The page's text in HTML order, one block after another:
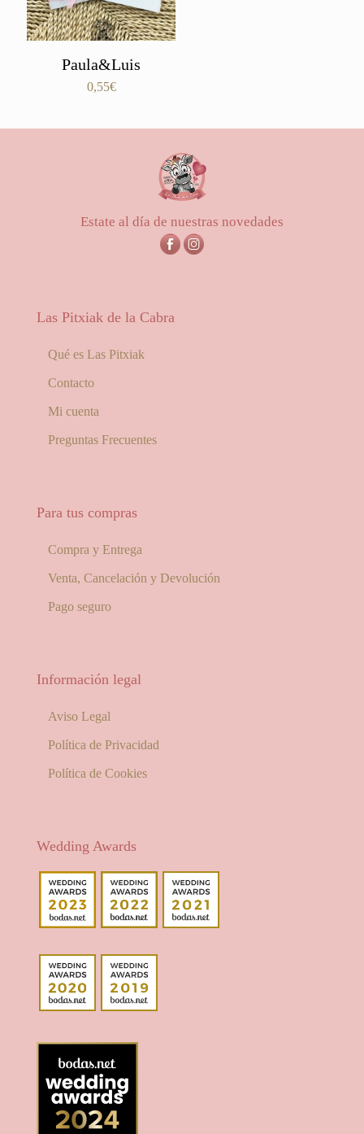
Paula&Luis
0,55€
Estate al día de nuestras novedades
Las Pitxiak de la Cabra
Qué es Las Pitxiak
Contacto
Mi cuenta
Preguntas Frecuentes
Para tus compras
Compra y Entrega
Venta, Cancelación y Devolución
Pago seguro
Información legal
Aviso Legal
Política de Privacidad
Política de Cookies
Wedding Awards